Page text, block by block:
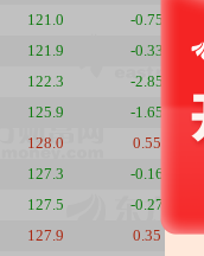
121.0 -0.75
121.9 -0.33
122.3 -2.85
125.9 -1.65
128.0 0.55
127.3 -0.16
127.5 -0.27
127.9 0.35